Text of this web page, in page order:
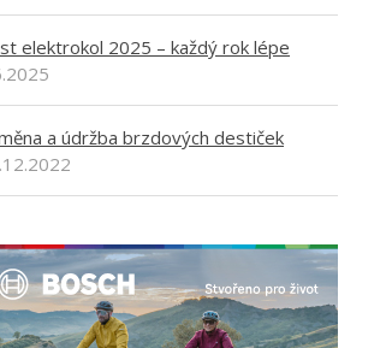
elektrokol 2025 – každý rok lépe
a údržba brzdových destiček